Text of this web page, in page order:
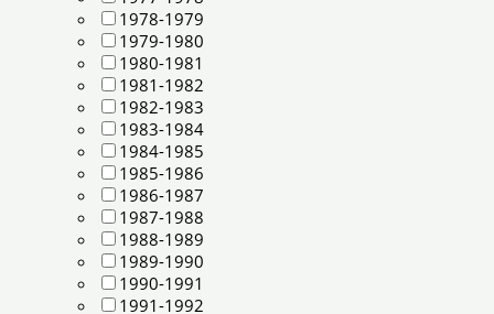
1978-1979
1979-1980
1980-1981
1981-1982
1982-1983
1983-1984
1984-1985
1985-1986
1986-1987
1987-1988
1988-1989
1989-1990
1990-1991
1991-1992